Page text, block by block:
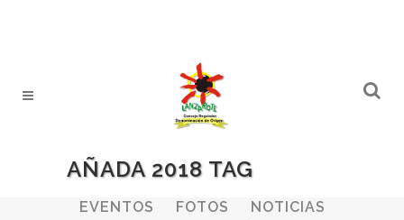
AÑADA 2018 TAG
ALL BODEGAS
BOLETINES
EVENTOS
FOTOS
NOTICIAS